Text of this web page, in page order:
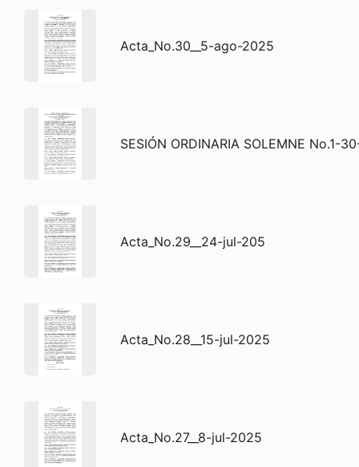
Acta_No.30__5-ago-2025
SESIÓN ORDINARIA SOLEMNE No.1-
Acta_No.29__24-jul-205
Acta_No.28__15-jul-2025
Acta_No.27__8-jul-2025